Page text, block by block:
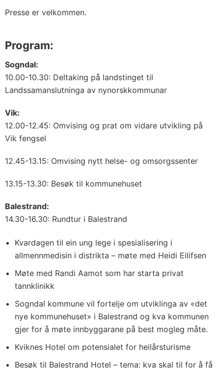
Presse er velkommen.
Program:
Sogndal:
10.00-10.30: Deltaking på landstinget til
Landssamanslutninga av nynorskkommunar
Vik:
12.00-12.45: Omvising og prat om vidare utvikling på
Vik fengsel
12.45-13.15: Omvising nytt helse- og omsorgssenter
13.15-13.30: Besøk til kommunehuset
Balestrand:
14.30-16.30: Rundtur i Balestrand
Kvardagen til ein ung lege i spesialisering i
allmennmedisin i distrikta – møte med Heidi Eilifsen
Møte med Randi Aamot som har starta privat
tannklinikk
Sogndal kommune vil fortelje om utviklinga av «det
nye kommunehuset» i Balestrand og kva kommunen
gjer for å møte innbyggarane på best mogleg måte.
Kviknes Hotel om potensialet for heilårsturisme
Besøk til Balestrand Hotel – tema: kva skal til for å få